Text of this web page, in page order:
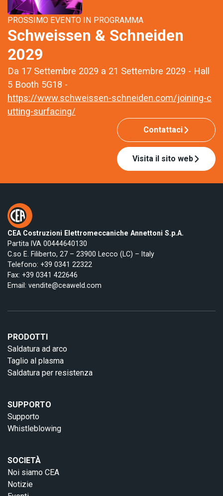
PROSSIMO EVENTO IN PROGRAMMA
Schweissen & Schneiden
2029
Da 17 Settembre 2029 a 21 Settembre 2029 - Hall
5 Booth 5G18 -
https://www.schweissen-schneiden.com/joining-c
utting-surfacing/
Contattaci
Visita il sito web
CEA Costruzioni Elettromeccaniche Annettoni S.p.A.
Partita IVA 00444640130
C.so E. Filiberto, 27 – 23900 Lecco (LC) – Italy
Telefono: +39 0341 22322
Fax: +39 0341 422646
Email: vendite@ceaweld.com
PRODOTTI
Saldatura ad arco
Taglio al plasma
Saldatura per resistenza
SUPPORTO
Supporto
Whistleblowing
SOCIETÀ
Noi siamo CEA
Notizie